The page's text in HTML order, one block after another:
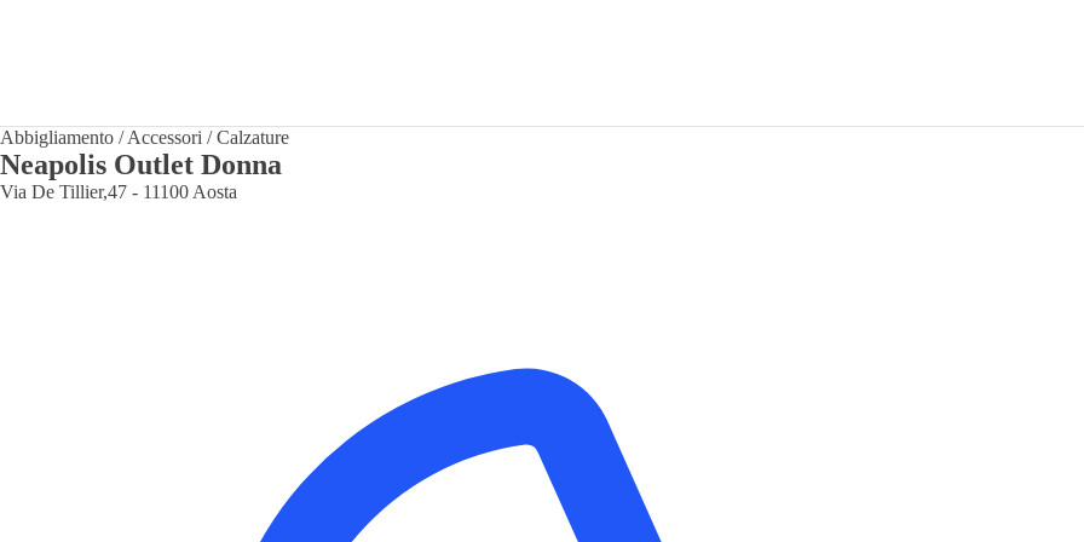
Abbigliamento /Accessori /Calzature
Neapolis Outlet Donna
Via De Tillier,47 - 11100 Aosta